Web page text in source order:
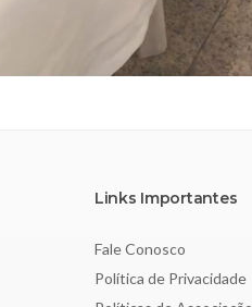
Links Importantes
Fale Conosco
Política de Privacidade